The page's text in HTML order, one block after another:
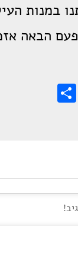
במנות
הבאה